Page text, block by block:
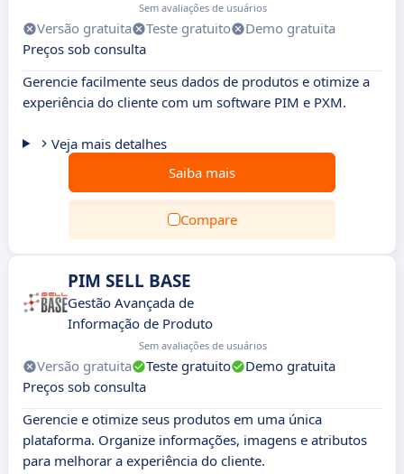
Sem avaliações de usuários
Versão gratuita Teste gratuito
Demo gratuita
Preços sob consulta
Gerencie facilmente seus dados de produtos e otimize a
experiência do cliente com um software PIM e PXM.
Veja mais detalhes
Saiba mais
Compare
PIM SELL BASE
Gestão Avançada de
Informação de Produto
Sem avaliações de usuários
Versão gratuita Teste gratuito
Demo gratuita
Preços sob consulta
Gerencie e otimize seus produtos em uma única
plataforma. Organize informações, imagens e atributos
para melhorar a experiência do cliente.